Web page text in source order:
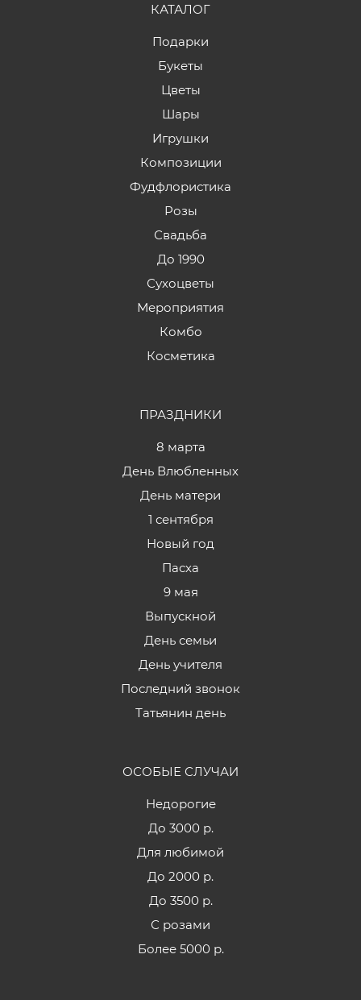
КАТАЛОГ
Подарки
Букеты
Цветы
Шары
Игрушки
Композиции
Фудфлористика
Розы
Свадьба
До 1990
Сухоцветы
Мероприятия
Комбо
Косметика
ПРАЗДНИКИ
8 марта
День Влюбленных
День матери
1 сентября
Новый год
Пасха
9 мая
Выпускной
День семьи
День учителя
Последний звонок
Татьянин день
ОСОБЫЕ СЛУЧАИ
Недорогие
До 3000 р.
Для любимой
До 2000 р.
До 3500 р.
С розами
Более 5000 р.